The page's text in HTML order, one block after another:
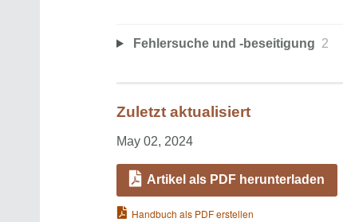
Fehlersuche und -beseitigung 2
Zuletzt aktualisiert
May 02, 2024
Artikel als PDF herunterladen
Handbuch als PDF erstellen